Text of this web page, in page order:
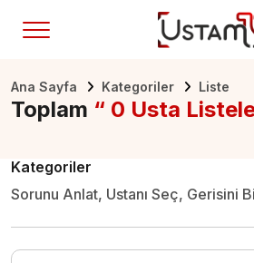
Ana Sayfa Kategoriler Liste
Toplam “ 0 Usta
Kategoriler
Sorunu Anlat, Ustanı Seç, Gerisini